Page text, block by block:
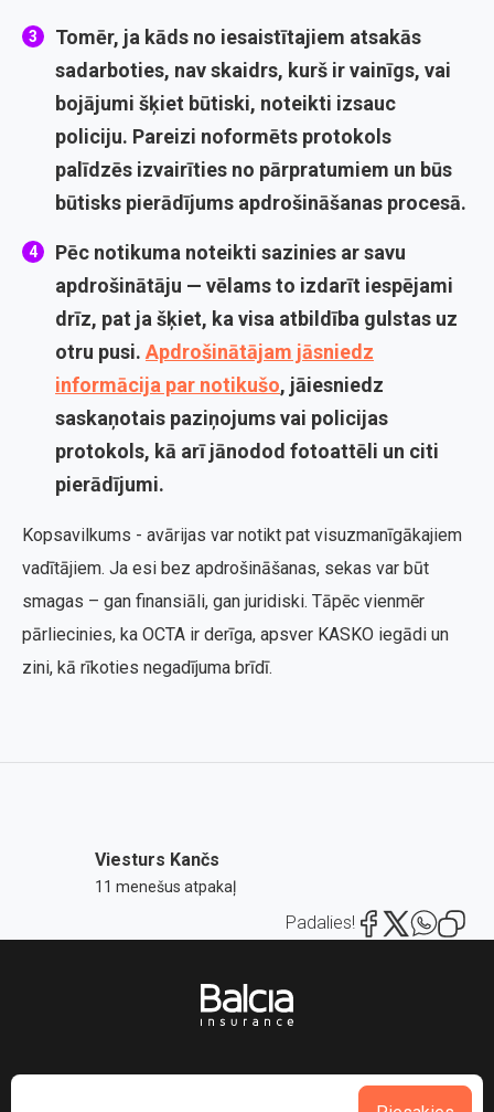
Tomēr, ja kāds no iesaistītajiem atsakās
sadarboties, nav skaidrs, kurš ir vainīgs, vai
bojājumi šķiet būtiski, noteikti izsauc
policiju. Pareizi noformēts protokols
palīdzēs izvairīties no pārpratumiem un būs
būtisks pierādījums apdrošināšanas procesā.
Pēc notikuma noteikti sazinies ar savu
apdrošinātāju — vēlams to izdarīt iespējami
drīz, pat ja šķiet, ka visa atbildība gulstas uz
otru pusi. Apdrošinātājam jāsniedz
informācija par notikušo, jāiesniedz
saskaņotais paziņojums vai policijas
protokols, kā arī jānodod fotoattēli un citi
pierādījumi.
Kopsavilkums - avārijas var notikt pat visuzmanīgākajiem
vadītājiem. Ja esi bez apdrošināšanas, sekas var būt
smagas – gan finansiāli, gan juridiski. Tāpēc vienmēr
pārliecinies, ka OCTA ir derīga, apsver KASKO iegādi un
zini, kā rīkoties negadījuma brīdī.
Viesturs Kančs
11 menešus atpakaļ
Padalies!